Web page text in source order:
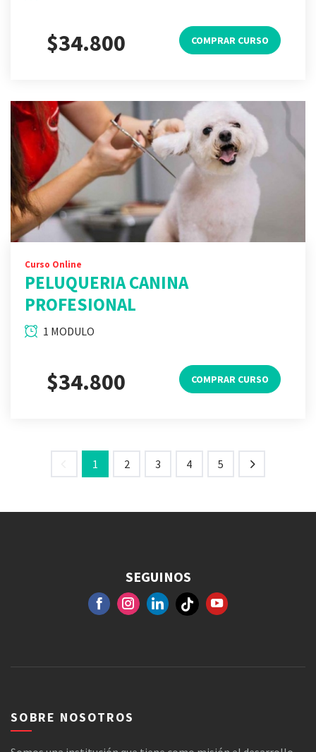
$34.800 COMPRAR CURSO
Curso Online
PELUQUERIA CANINA
PROFESIONAL
1 MODULO
$34.800 COMPRAR CURSO
Anterior
1 2 3 4
5
Siguiente
SEGUINOS
FACEBOOKGOOGLE+INSTAGRAM YOUTUBE
SOBRE NOSOTROS